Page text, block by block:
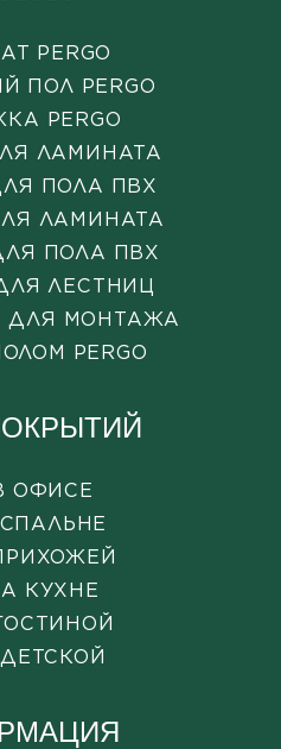
PERGO
ПОЛ PERGO
PERGO
ЛАМИНАТА
ПОЛА ПВХ
ЛАМИНАТА
ПОЛА ПВХ
ЛЕСТНИЦ
ДЛЯ МОНТАЖА
PERGO
ОФИСЕ
КУХНЕ